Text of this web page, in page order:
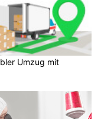
Umzug mit